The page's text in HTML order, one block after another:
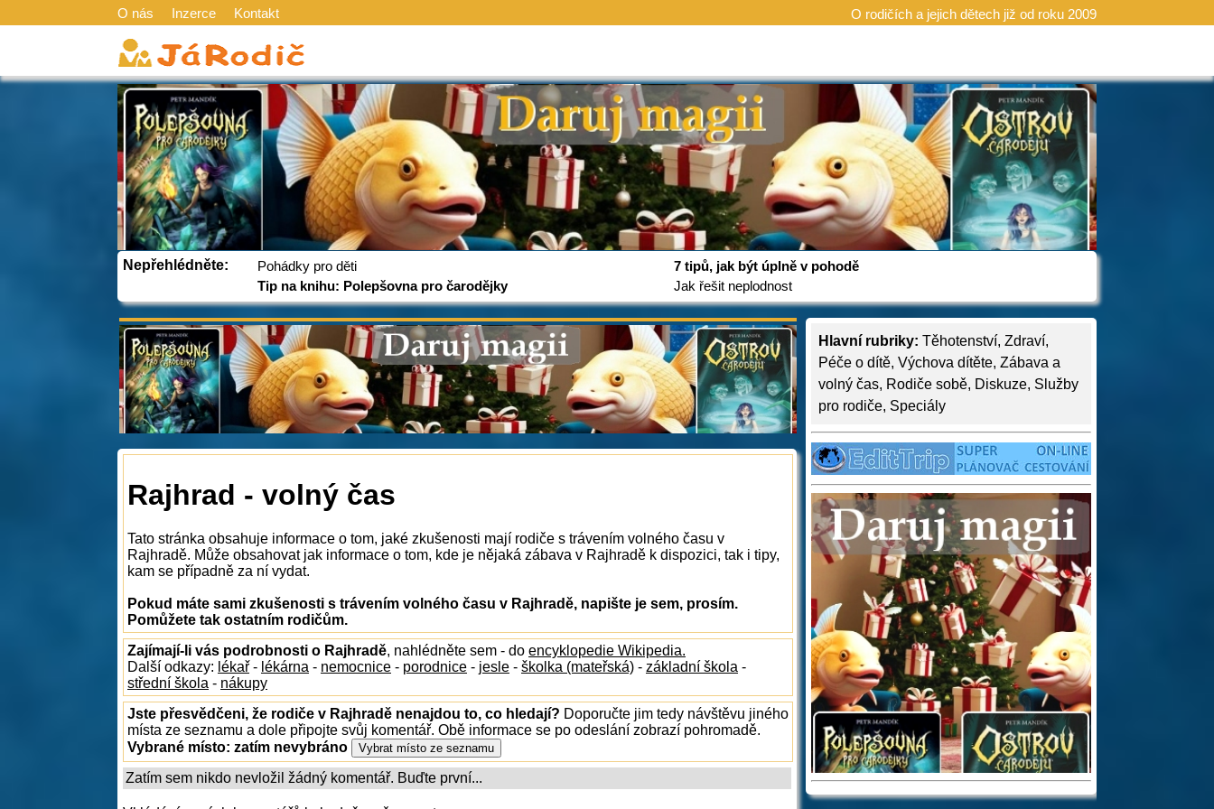
O nás Inzerce Kontakt O rodičích a jejich dětech již od roku 2009
Nepřehlédněte:
Pohádky pro děti
Tip na knihu: Polepšovna pro čarodějky
7 tipů, jak být úplně v pohodě
Jak řešit neplodnost
Hlavní rubriky: Těhotenství, Zdraví,
Péče o dítě, Výchova dítěte, Zábava a
volný čas, Rodiče sobě, Diskuze, Služby
pro rodiče, Speciály
Rajhrad - volný čas
Tato stránka obsahuje informace o tom, jaké zkušenosti mají rodiče s trávením volného času v
Rajhradě. Může obsahovat jak informace o tom, kde je nějaká zábava v Rajhradě k dispozici, tak i tipy,
kam se případně za ní vydat.
Pokud máte sami zkušenosti s trávením volného času v Rajhradě, napište je sem, prosím.
Pomůžete tak ostatním rodičům.
Zajímají-li vás podrobnosti o Rajhradě, nahlédněte sem - do encyklopedie Wikipedia.
Další odkazy: lékař - lékárna - nemocnice - porodnice - jesle - školka (mateřská) - základní škola -
střední škola - nákupy
Jste přesvědčeni, že rodiče v Rajhradě nenajdou to, co hledají? Doporučte jim tedy návštěvu jiného
místa ze seznamu a dole připojte svůj komentář. Obě informace se po odeslání zobrazí pohromadě.
Vybrané místo: zatím nevybráno
Zatím sem nikdo nevložil žádný komentář. Buďte první...